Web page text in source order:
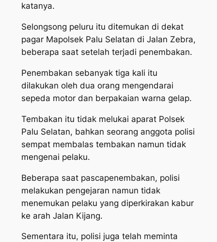
katanya.
Selongsong peluru itu ditemukan di dekat
pagar Mapolsek Palu Selatan di Jalan Zebra,
beberapa saat setelah terjadi penembakan.
Penembakan sebanyak tiga kali itu
dilakukan oleh dua orang mengendarai
sepeda motor dan berpakaian warna gelap.
Tembakan itu tidak melukai aparat Polsek
Palu Selatan, bahkan seorang anggota polisi
sempat membalas tembakan namun tidak
mengenai pelaku.
Beberapa saat pascapenembakan, polisi
melakukan pengejaran namun tidak
menemukan pelaku yang diperkirakan kabur
ke arah Jalan Kijang.
Sementara itu, polisi juga telah meminta